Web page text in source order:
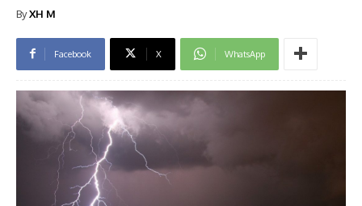
ByXH M
Facebook X WhatsApp